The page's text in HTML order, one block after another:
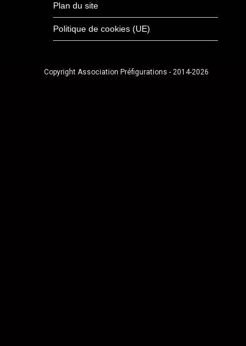
Plan du site
Politique de cookies (UE)
Copyright Association Préfigurations - 2014-2026